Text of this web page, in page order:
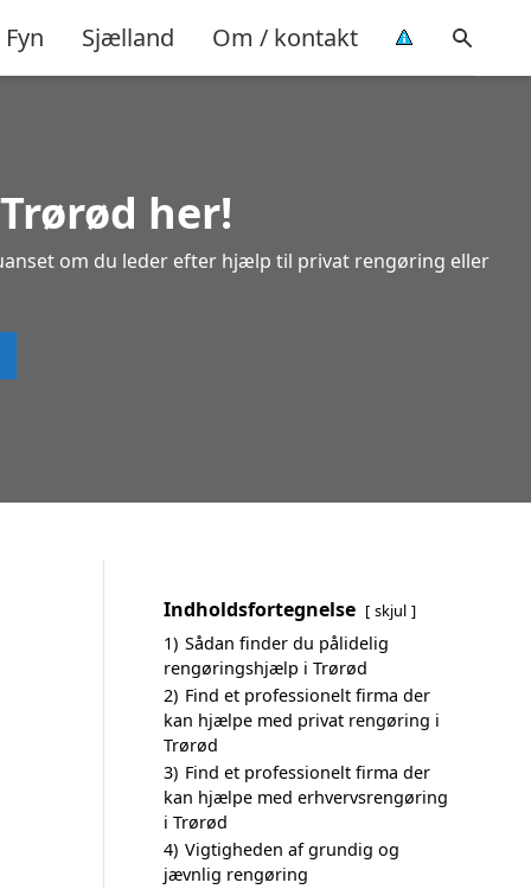
Fyn Sjælland Om / kontakt
her!
om du leder efter hjælp til privat rengøring eller
Indholdsfortegnelse skjul
1) Sådan finder du pålidelig
rengøringshjælp i Trørød
2) Find et professionelt firma der
kan hjælpe med privat rengøring i
Trørød
3) Find et professionelt firma der
kan hjælpe med erhvervsrengøring
i Trørød
4) Vigtigheden af grundig og
jævnlig rengøring